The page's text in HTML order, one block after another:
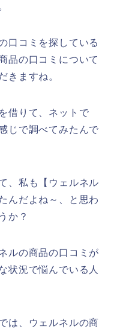
口コミを探している
品の口コミについて
きますね。
借りて、ネットで
じで調べてみたんで
、私も【ウェルネル
んだよね～、と思わ
か？
ルの商品の口コミが
状況で悩んでいる人
は、ウェルネルの商